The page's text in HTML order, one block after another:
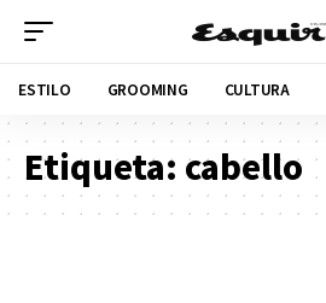
ESTILO GROOMING CULTURA
Etiqueta: cabello